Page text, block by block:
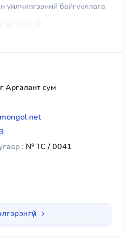
байгууллага
Аргалант сум
: № TC / 0041